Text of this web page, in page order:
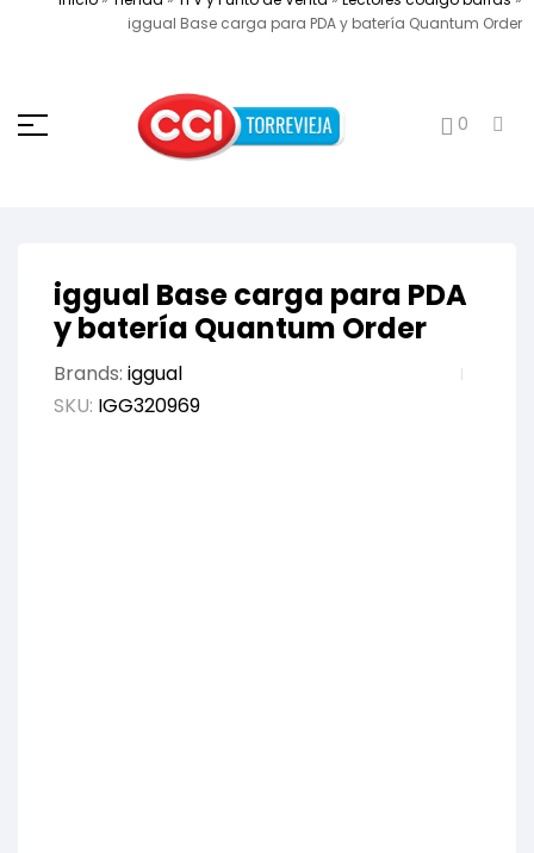
iggual Base carga para PDA y batería Quantum Order
0
iggual Base carga para PDA
y batería Quantum Order
Brands: iggual
SKU: IGG320969